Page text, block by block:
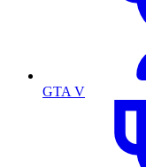
GTA V